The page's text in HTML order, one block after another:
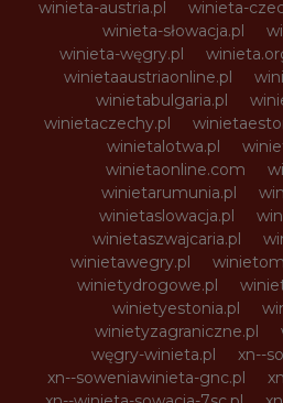
winieta-austria.pl
winieta-
winieta-słowacja.pl
winieta-węgry.pl
winietaaustriaonline.pl
winietabulgaria.pl
winietaczechy.pl
winietalotwa.pl
winietaonline.com
winietarumunia.pl
winietaslowacja.pl
winietaszwajcaria.pl
winietawegry.pl
winietydrogowe.pl
winietyestonia.pl
winietyzagraniczne.pl
węgry-winieta.pl
xn--
xn--soweniawinieta-gnc.pl